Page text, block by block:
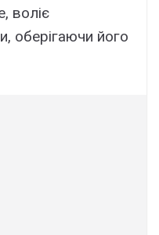
воліє
оберігаючи його